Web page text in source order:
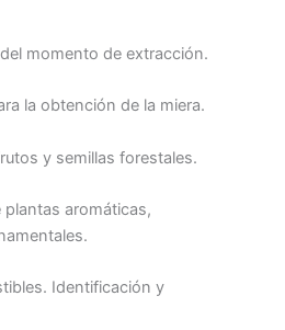
momento de extracción.
la obtención de la miera.
y semillas forestales.
plantas aromáticas,
Identificación y